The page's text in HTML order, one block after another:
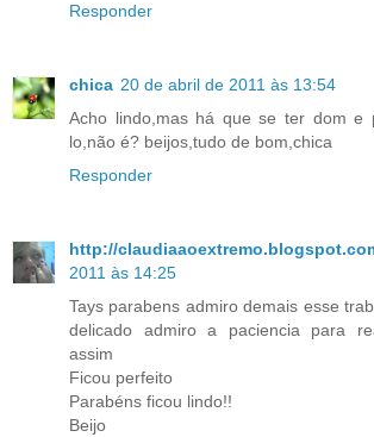
Responder
chica 20 de abril de 2011 às 13:54
Acho lindo,mas há que se ter dom e
lo,não é? beijos,tudo de bom,chica
Responder
http://
2011 às 14:25
Tays parabens admiro demais esse
delicado admiro a paciencia para
assim
Ficou perfeito
Parabéns ficou lindo!!
Beijo